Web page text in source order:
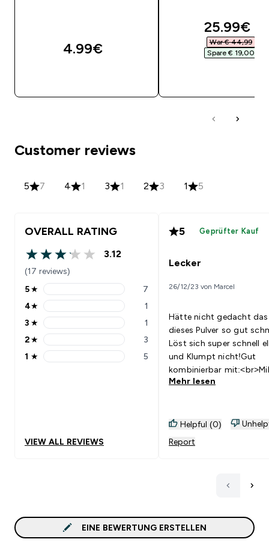
4.99€‎
25.99€‎
War € 44,99‎
Spare € 19,00‎
Customer reviews
5 7 4 1 3 1 2 3 1 5
OVERALL RATING
3.12 out of 5 stars
3.12
(17 reviews)
5 stars rating 7 reviews
5★ 7
4 stars rating 1 reviews
4★ 1
3 stars rating 1 reviews
3 ★ 1
2 stars rating 3 reviews
2★ 3
1 stars rating 5 reviews
1 ★ 5
VIEW ALL REVIEWS
5 Geprüfter Kauf
Lecker
26/12/23 von Marcel
Hätte nicht gedacht das
dieses Pulver so gut
Löst sich super schnell
und Klumpt nicht!Gut
kombinierbar
Mehr lesen
Helpful (0)
Report
EINE BEWERTUNG ERSTELLEN